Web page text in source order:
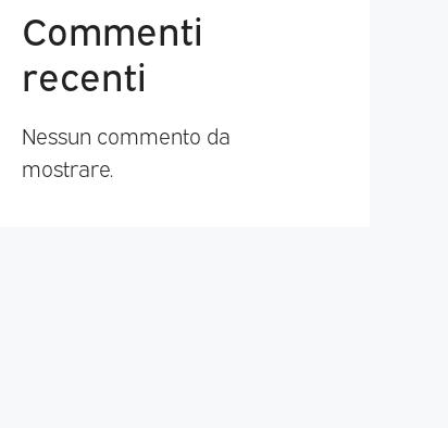
Commenti
recenti
Nessun commento da
mostrare.